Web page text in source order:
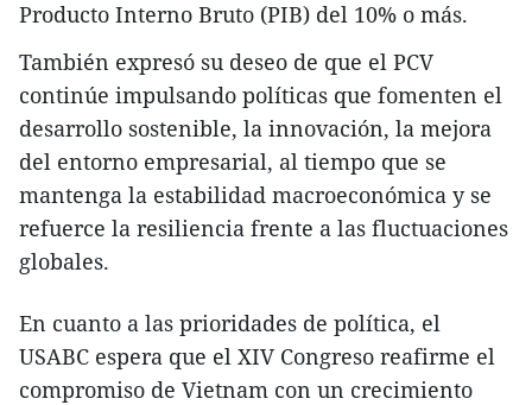
Producto Interno Bruto (PIB) del 10% o más.
También expresó su deseo de que el PCV
continúe impulsando políticas que fomenten el
desarrollo sostenible, la innovación, la mejora
del entorno empresarial, al tiempo que se
mantenga la estabilidad macroeconómica y se
refuerce la resiliencia frente a las fluctuaciones
globales.
En cuanto a las prioridades de política, el
USABC espera que el XIV Congreso reafirme el
compromiso de Vietnam con un crecimiento